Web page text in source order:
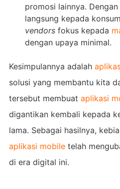
promosi lainnya.
langsung kepada
vendorsfokus kepada
dengan upaya minimal.
Kesimpulannya adalah
solusi yang membantu kita
tersebut membuat aplikasi
digantikan kembali kepada
lama. Sebagai hasilnya,
aplikasi mobiletelah
di era digital ini.